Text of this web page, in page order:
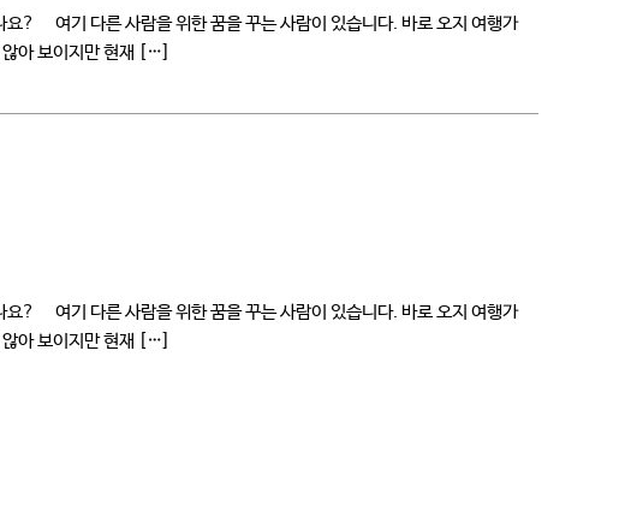
? 여기 다른 사람을 위한 꿈을 꾸는 사람이 있습니다. 바로 오지 여행가
아 보이지만 현재 […]
? 여기 다른 사람을 위한 꿈을 꾸는 사람이 있습니다. 바로 오지 여행가
아 보이지만 현재 […]